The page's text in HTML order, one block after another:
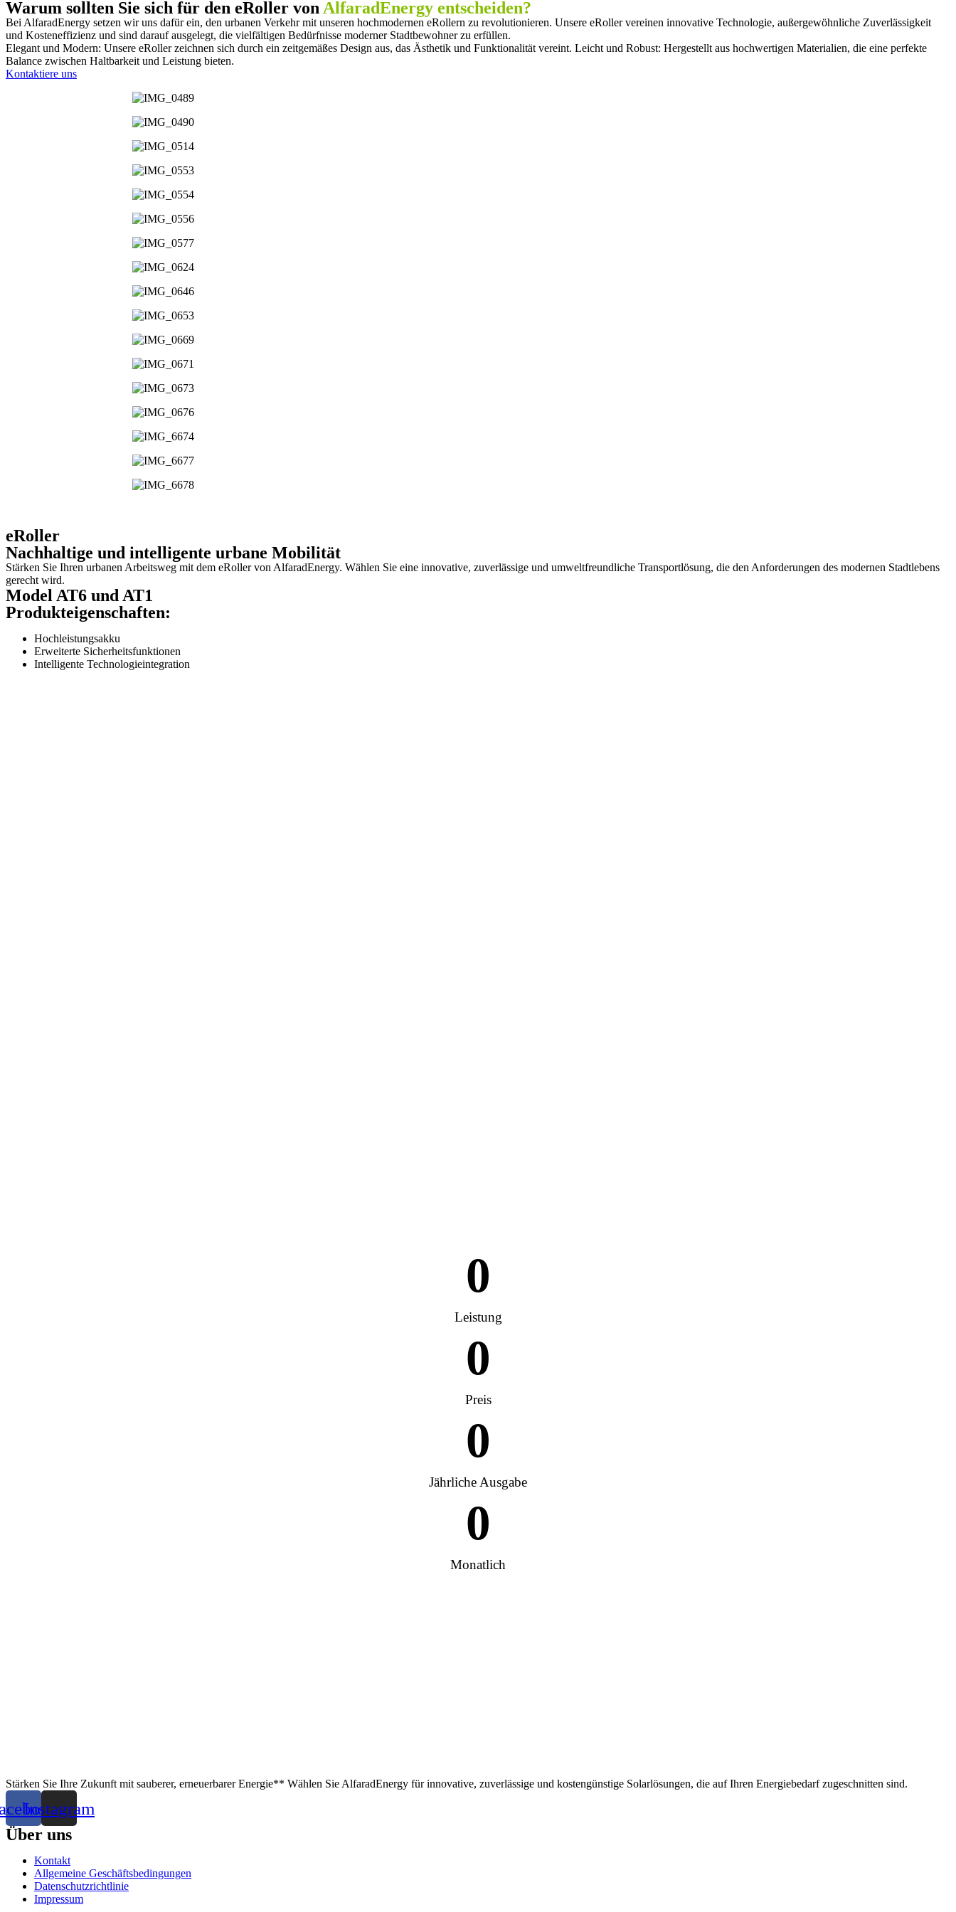
Warum sollten Sie sich für den eRoller vonAlfaradEnergy entscheiden?
Bei AlfaradEnergy setzen wir uns dafür ein, den urbanen Verkehr mit unseren hochmodernen eRollern zu revolutionieren. Unsere eRoller vereinen innovative Technologie, außergewöhnliche Zuverlässigkeit
und Kosteneffizienz und sind darauf ausgelegt, die vielfältigen Bedürfnisse moderner Stadtbewohner zu erfüllen.
Elegant und Modern: Unsere eRoller zeichnen sich durch ein zeitgemäßes Design aus, das Ästhetik und Funktionalität vereint. Leicht und Robust: Hergestellt aus hochwertigen Materialien, die eine perfekte
Balance zwischen Haltbarkeit und Leistung bieten.
Kontaktiere uns
eRoller
Nachhaltige und intelligente urbane Mobilität
Stärken Sie Ihren urbanen Arbeitsweg mit dem eRoller von AlfaradEnergy. Wählen Sie eine innovative, zuverlässige und umweltfreundliche Transportlösung, die den Anforderungen des modernen Stadtlebens
gerecht wird.
Model AT6 und AT1
Produkteigenschaften:
Hochleistungsakku
Erweiterte Sicherheitsfunktionen
Intelligente Technologieintegration
Leistung
0
Preis
0
Jährliche Ausgabe
0
Monatlich
0
Stärken Sie Ihre Zukunft mit sauberer, erneuerbarer Energie** Wählen Sie AlfaradEnergy für innovative, zuverlässige und kostengünstige Solarlösungen, die auf Ihren Energiebedarf zugeschnitten sind.
Instagram
Über uns
Kontakt
Allgemeine Geschäftsbedingungen
Datenschutzrichtlinie
Impressum